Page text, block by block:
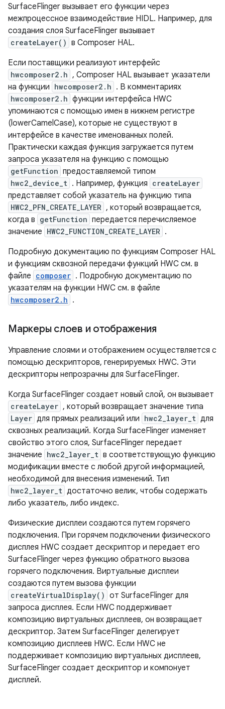
SurfaceFlinger вызывает его функции через
межпроцессное взаимодействие HIDL. Например, для
создания слоя SurfaceFlinger вызывает
createLayer() в Composer HAL.
Если поставщики реализуют интерфейс
hwcomposer2.h , Composer HAL вызывает указатели
на функции hwcomposer2.h . В комментариях
hwcomposer2.h функции интерфейса HWC
упоминаются с помощью имен в нижнем регистре
(lowerCamelCase), которые не существуют в
интерфейсе в качестве именованных полей.
Практически каждая функция загружается путем
запроса указателя на функцию с помощью
getFunction предоставляемой типом
hwc2_device_t . Например, функция createLayer
представляет собой указатель на функцию типа
HWC2_PFN_CREATE_LAYER , который возвращается,
когда в getFunction передается перечисляемое
значение HWC2_FUNCTION_CREATE_LAYER .
Подробную документацию по функциям Composer HAL
и функциям сквозной передачи функций HWC см. в
файле composer . Подробную документацию по
указателям на функции HWC см. в файле
hwcomposer2.h .
Маркеры слоев и отображения
Управление слоями и отображением осуществляется с
помощью дескрипторов, генерируемых HWC. Эти
дескрипторы непрозрачны для SurfaceFlinger.
Когда SurfaceFlinger создает новый слой, он вызывает
createLayer , который возвращает значение типа
Layer для прямых реализаций или hwc2_layer_t для
сквозных реализаций. Когда SurfaceFlinger изменяет
свойство этого слоя, SurfaceFlinger передает
значение hwc2_layer_t в соответствующую функцию
модификации вместе с любой другой информацией,
необходимой для внесения изменений. Тип
hwc2_layer_t достаточно велик, чтобы содержать
либо указатель, либо индекс.
Физические дисплеи создаются путем горячего
подключения. При горячем подключении физического
дисплея HWC создает дескриптор и передает его
SurfaceFlinger через функцию обратного вызова
горячего подключения. Виртуальные дисплеи
создаются путем вызова функции
createVirtualDisplay() от SurfaceFlinger для
запроса дисплея. Если HWC поддерживает
композицию виртуальных дисплеев, он возвращает
дескриптор. Затем SurfaceFlinger делегирует
композицию дисплеев HWC. Если HWC не
поддерживает композицию виртуальных дисплеев,
SurfaceFlinger создает дескриптор и компонует
дисплей.